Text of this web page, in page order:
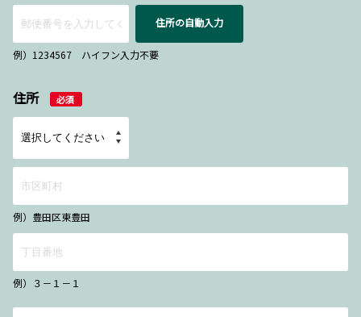
住所の自動入力
例）1234567 ハイフン入力不要
住所 必須
例）豊田区東豊田
例）３－１－１